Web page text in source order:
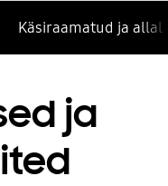
Käsiraamatud ja
ja